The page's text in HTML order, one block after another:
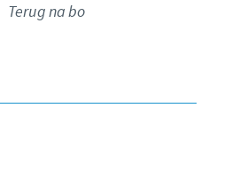
Terug na bo